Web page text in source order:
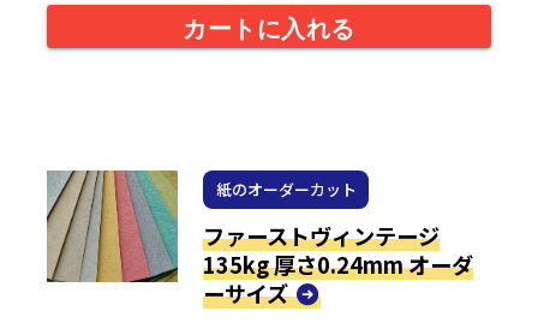
カートに入れる
紙のオーダーカット
ファーストヴィンテージ
135kg 厚さ0.24mm オーダ
ーサイズ